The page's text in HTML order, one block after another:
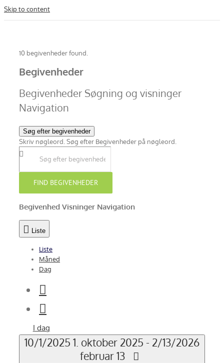
Skip to content
10 begivenheder found.
Begivenheder
Begivenheder Søgning og visninger
Navigation
Søg efter begivenheder
Skriv nøgleord. Søg efter Begivenheder på nøgleord.
FIND BEGIVENHEDER
Begivenhed Visninger Navigation
Liste
Liste
Måned
Dag
I dag
10/1/2025 1. oktober 2025 - 2/13/2026
februar 13